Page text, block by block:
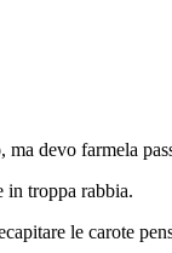
devo farmela
in troppa rabbia.
le carote